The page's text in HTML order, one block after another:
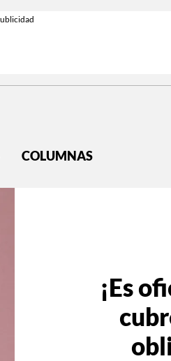
COLUMNAS
¡Es